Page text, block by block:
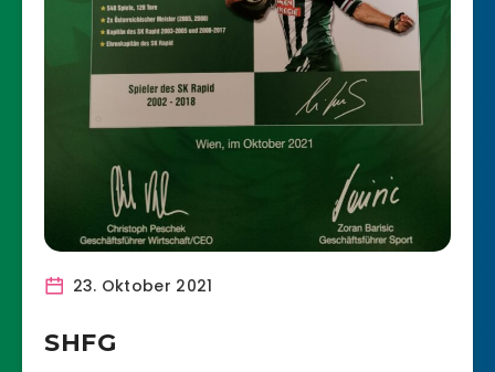
23. Oktober 2021
SHFG